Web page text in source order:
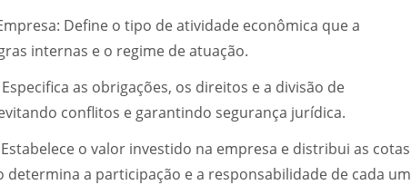
Define o tipo de atividade econômica que a
internas e o regime de atuação.
as obrigações, os direitos e a divisão de
conflitos e garantindo segurança jurídica.
o valor investido na empresa e distribui as cotas
determina a participação e a responsabilidade de cada um